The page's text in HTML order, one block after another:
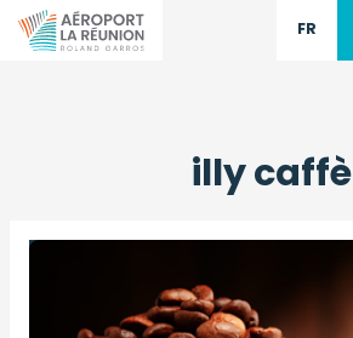
FR
illy caffè
Image